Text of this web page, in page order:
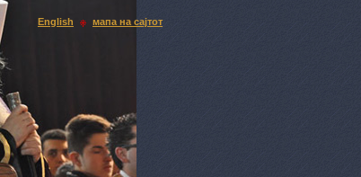
English мапа на сајтот